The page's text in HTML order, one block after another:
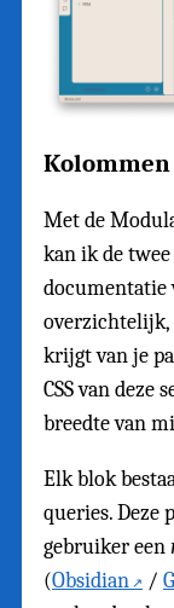
Met de
kan ik de
documentatie
overzichtelijk,
krijgt van je
CSS van deze
breedte van
Elk blok
queries. Deze
gebruiker een
(Obsidian /